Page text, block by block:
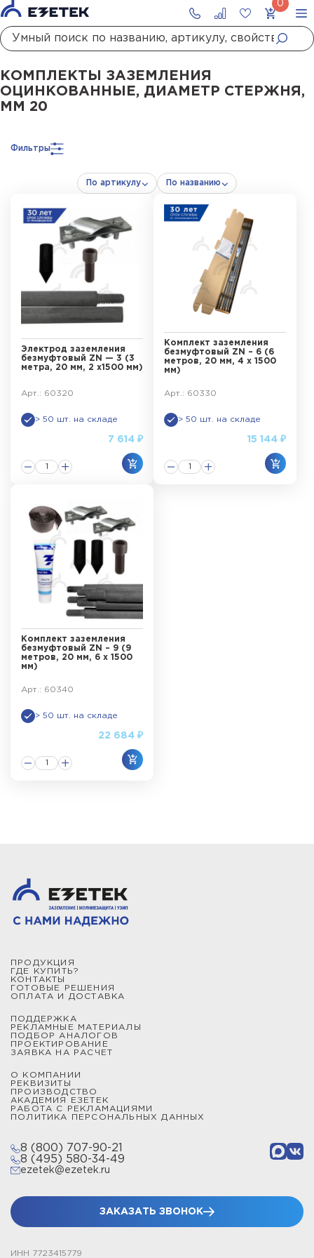
ГлавнаяКаталог ЗаземлениеКомплекты заземления Комплекты
КОМПЛЕКТЫ ЗАЗЕМЛЕНИЯ
ОЦИНКОВАННЫЕ, ДИАМЕТР СТЕРЖНЯ,
ММ 20
Фильтры
По артикулу По названию
Электрод заземления
безмуфтовый ZN — 3 (3
метра, 20 мм, 2 х1500 мм)
Арт.: 60320
> 50 шт. на складе
7 614 ₽
Комплект заземления
безмуфтовый ZN – 6 (6
метров, 20 мм, 4 х 1500
мм)
Арт.: 60330
> 50 шт. на складе
15 144 ₽
Комплект заземления
безмуфтовый ZN – 9 (9
метров, 20 мм, 6 х 1500
мм)
Арт.: 60340
> 50 шт. на складе
22 684 ₽
ПРОДУКЦИЯ
ГДЕ КУПИТЬ?
КОНТАКТЫ
ГОТОВЫЕ РЕШЕНИЯ
ОПЛАТА И ДОСТАВКА
ПОДДЕРЖКА
РЕКЛАМНЫЕ МАТЕРИАЛЫ
ПОДБОР АНАЛОГОВ
ПРОЕКТИРОВАНИЕ
ЗАЯВКА НА РАСЧЕТ
О КОМПАНИИ
РЕКВИЗИТЫ
ПРОИЗВОДСТВО
АКАДЕМИЯ ЕЗЕТЕК
РАБОТА С РЕКЛАМАЦИЯМИ
ПОЛИТИКА ПЕРСОНАЛЬНЫХ ДАННЫХ
8 (800) 707-90-21
8 (495) 580-34-49
ezetek@ezetek.ru
ЗАКАЗАТЬ ЗВОНОК
ИНН 7723415779